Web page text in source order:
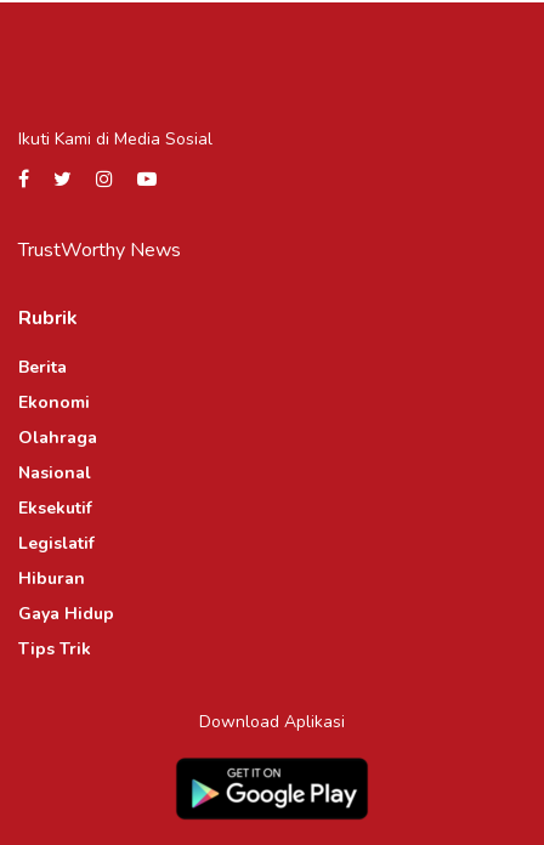
Ikuti Kami di Media Sosial
TrustWorthy News
Rubrik
Berita
Ekonomi
Olahraga
Nasional
Eksekutif
Legislatif
Hiburan
Gaya Hidup
Tips Trik
Download Aplikasi